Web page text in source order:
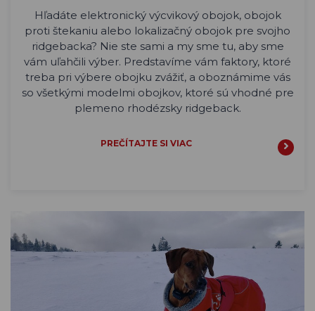
Hľadáte elektronický výcvikový obojok, obojok
proti štekaniu alebo lokalizačný obojok pre svojho
ridgebacka? Nie ste sami a my sme tu, aby sme
vám uľahčili výber. Predstavíme vám faktory, ktoré
treba pri výbere obojku zvážiť, a oboznámime vás
so všetkými modelmi obojkov, ktoré sú vhodné pre
plemeno rhodézsky ridgeback.
PREČÍTAJTE SI VIAC